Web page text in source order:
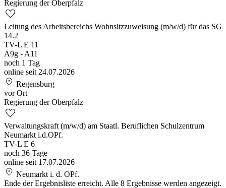
Regierung der Oberpfalz
favorite
Leitung des Arbeitsbereichs Wohnsitzzuweisung (m/w/d) für das SG
14.2
TV-L E 11
A9g - A11
noch 1 Tag
online seit 24.07.2026
location_on Regensburg
vor Ort
Regierung der Oberpfalz
favorite
Verwaltungskraft (m/w/d) am Staatl. Beruflichen Schulzentrum
Neumarkt i.d.OPf.
TV-L E 6
noch 36 Tage
online seit 17.07.2026
location_on Neumarkt i. d. OPf.
Ende der Ergebnisliste erreicht. Alle 8 Ergebnisse werden angezeigt.